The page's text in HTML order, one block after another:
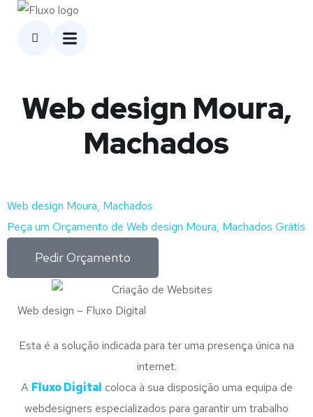
Web design Moura,
Machados
Web design Moura, Machados
Peça um Orçamento de Web design Moura, Machados Grátis
Pedir Orçamento
Web design – Fluxo Digital
Esta é a solução indicada para ter uma presença única na
internet.
A Fluxo Digital coloca à sua disposição uma equipa de
webdesigners especializados para garantir um trabalho